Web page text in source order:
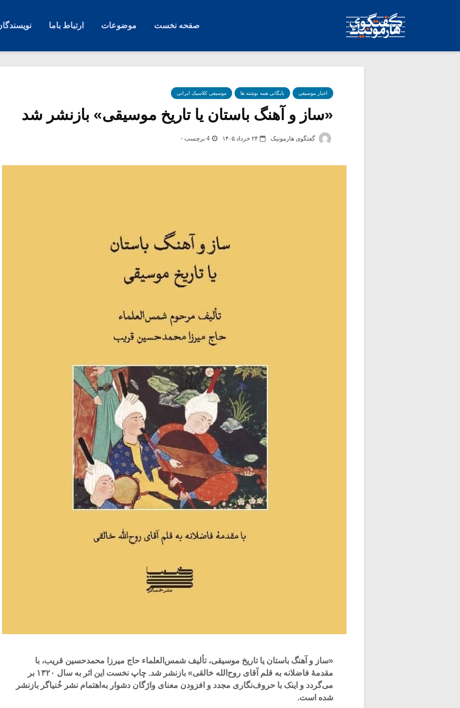
صفحه نخست موضوعات ارتباط باما
اخبار موسیقی بایگانی همه نوشته ها موسیقی کلاسیک ایرانی
«ساز و آهنگ باستان یا تاریخ موسیقی» بازنشر شد
گفتگوی هارمونیک ۲۴ خرداد ۱۴۰۵ 4 برچسب -
«ساز و آهنگ باستان یا تاریخ موسیقی، تألیف شمس‌العلماء حاج میرزا محمدحسین قریب، با
مقدمۀ فاضلانه به قلم آقای روح‌الله خالقی» بازنشر شد. چاپ نخست این اثر به سال ۱۳۲۰ بر
می‌گردد و اینک با حروف‌نگاری مجدد و افزودن معنای واژگان دشوار به‌اهتمام نشر خُنیاگر بازنشر
شده است.